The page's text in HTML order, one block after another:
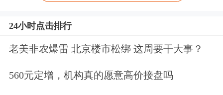
24小时点击排行
老美非农爆雷 北京楼市松绑 这周要干大事？
560元定增，机构真的愿意高价接盘吗